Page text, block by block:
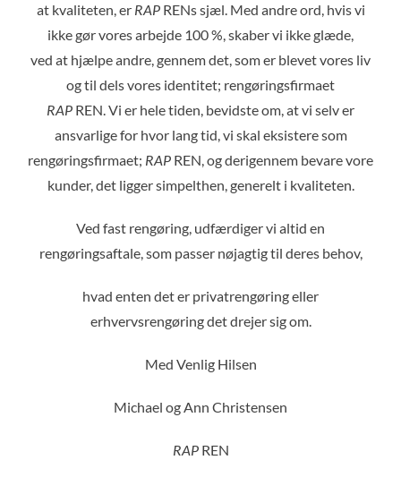
at kvaliteten, er RAPRENs sjæl. Med andre ord, hvis vi
ikke gør vores arbejde 100 %, skaber vi ikke glæde,
ved at hjælpe andre, gennem det, som er blevet vores liv
og til dels vores identitet; rengøringsfirmaet
RAP REN. Vi er hele tiden, bevidste om, at vi selv er
ansvarlige for hvor lang tid, vi skal eksistere som
rengøringsfirmaet; RAP REN, og derigennem bevare vore
kunder, det ligger simpelthen, generelt i kvaliteten.
Ved fast rengøring, udfærdiger vi altid en
rengøringsaftale, som passer nøjagtig til deres behov,
hvad enten det er privatrengøring eller
erhvervsrengøring det drejer sig om.
Med Venlig Hilsen
Michael og Ann Christensen
RAPREN